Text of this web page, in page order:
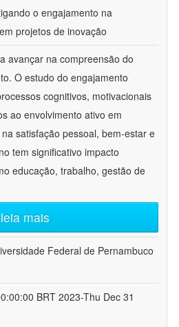
o engajamento na
projetos de inovação
avançar na compreensão do
O estudo do engajamento
cognitivos, motivacionais
ao envolvimento ativo em
satisfação pessoal, bem-estar e
tem significativo impacto
educação, trabalho, gestão de
leia mais
Federal de Pernambuco
BRT 2023-Thu Dec 31